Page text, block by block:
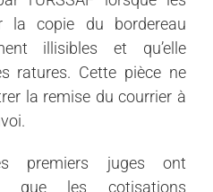
la copie du bordereau
illisibles et qu’elle
ratures. Cette pièce ne
la remise du courrier à
premiers juges ont
que les cotisations